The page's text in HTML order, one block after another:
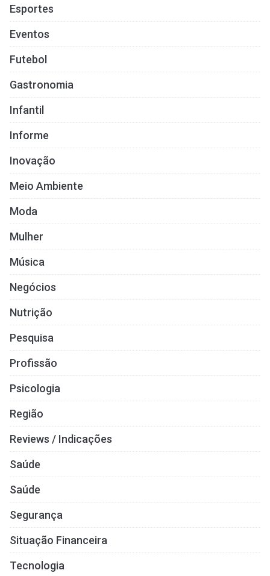
Esportes
Eventos
Futebol
Gastronomia
Infantil
Informe
Inovação
Meio Ambiente
Moda
Mulher
Música
Negócios
Nutrição
Pesquisa
Profissão
Psicologia
Região
Reviews / Indicações
Saúde
Saúde
Segurança
Situação Financeira
Tecnologia